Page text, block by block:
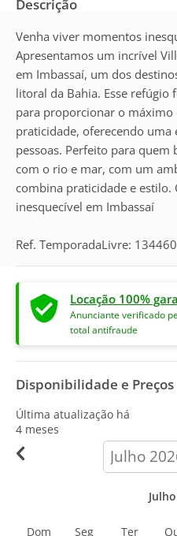
Descrição
Venha viver momentos
Apresentamos um incrível
em Imbassaí, um dos
litoral da Bahia. Esse
para proporcionar o máximo
praticidade, oferecendo uma
pessoas. Perfeito para
com o rio e mar, com um
combina praticidade e estilo.
inesquecível em Imbassaí
Ref. TemporadaLivre: 134460
Locação 100%
Anunciante verificado
total antifraude
Disponibilidade e Preços
Última atualização há
4 meses
calendar-
month
Dom Seg Ter